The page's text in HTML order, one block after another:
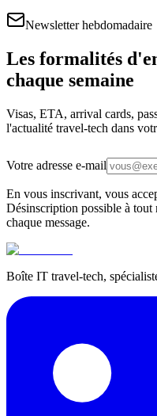
Newsletter hebdomadaire
Les formalités
chaque semaine
Visas, ETA, arrival cards,
l'actualité travel-tech dans
Votre adresse e-mail
En vous inscrivant, vous
Désinscription possible à tout
chaque message.
Boîte IT travel-tech,